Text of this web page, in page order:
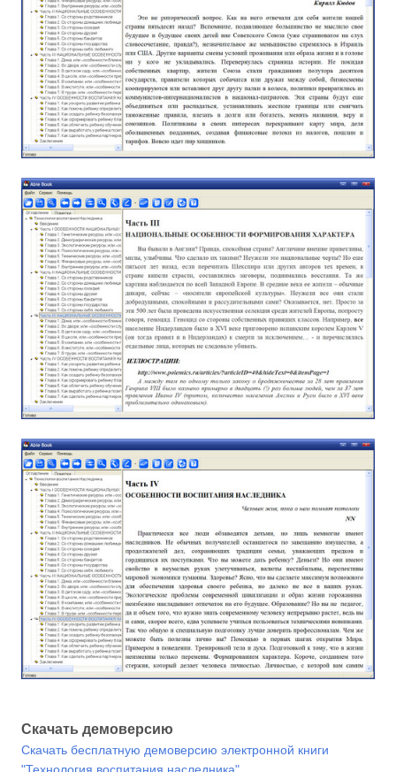
Скачать демоверсию
Скачать бесплатную демоверсию электронной книги